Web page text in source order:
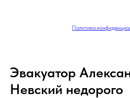
Политика
Эвакуатор
Невский недорого